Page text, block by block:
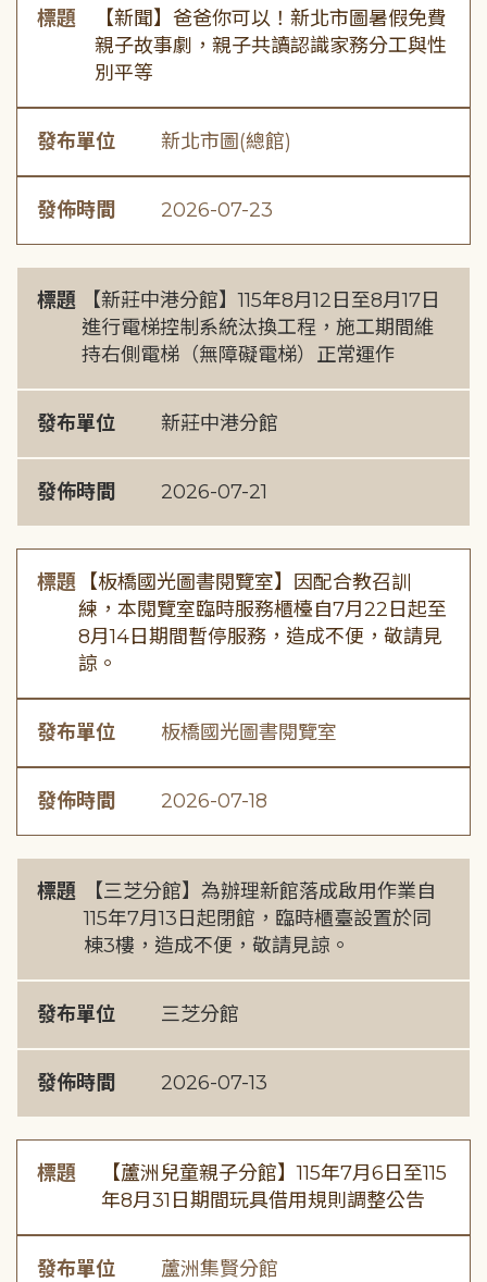
標題
【新聞】爸爸你可以！新北市圖暑假免費
親子故事劇，親子共讀認識家務分工與性
別平等
發布單位 新北市圖(總館)
發佈時間 2026-07-23
標題
【新莊中港分館】115年8月12日至8月17日
進行電梯控制系統汰換工程，施工期間維
持右側電梯（無障礙電梯）正常運作
發布單位 新莊中港分館
發佈時間 2026-07-21
標題
【板橋國光圖書閱覽室】因配合教召訓
練，本閱覽室臨時服務櫃檯自7月22日起至
8月14日期間暫停服務，造成不便，敬請見
諒。
發布單位 板橋國光圖書閱覽室
發佈時間 2026-07-18
標題
【三芝分館】為辦理新館落成啟用作業自
115年7月13日起閉館，臨時櫃臺設置於同
棟3樓，造成不便，敬請見諒。
發布單位 三芝分館
發佈時間 2026-07-13
標題
【蘆洲兒童親子分館】115年7月6日至115
年8月31日期間玩具借用規則調整公告
發布單位 蘆洲集賢分館